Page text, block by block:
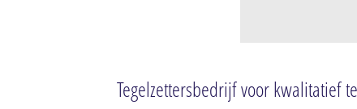
Oldelamer
Tegelzettersbedrijf voor kwalitatief